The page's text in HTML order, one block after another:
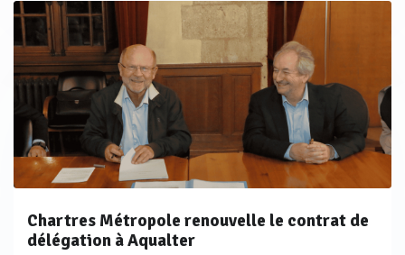
Chartres Métropole renouvelle le contrat de
délégation à Aqualter